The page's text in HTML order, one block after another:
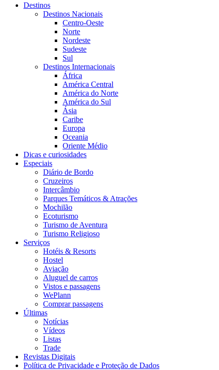
Destinos
Destinos Nacionais
Centro-Oeste
Norte
Nordeste
Sudeste
Sul
Destinos Internacionais
África
América Central
América do Norte
América do Sul
Ásia
Caribe
Europa
Oceania
Oriente Médio
Dicas e curiosidades
Especiais
Diário de Bordo
Cruzeiros
Intercâmbio
Parques Temáticos & Atrações
Mochilão
Ecoturismo
Turismo de Aventura
Turismo Religioso
Serviços
Hotéis & Resorts
Hostel
Aviação
Aluguel de carros
Vistos e passagens
WePlann
Comprar passagens
Últimas
Notícias
Vídeos
Listas
Trade
Revistas Digitais
Política de Privacidade e Proteção de Dados